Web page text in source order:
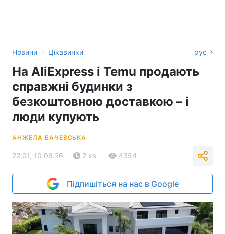
Новини › Цікавинки рус
На AliExpress і Temu продають
справжні будинки з
безкоштовною доставкою – і
люди купують
АНЖЕЛА БАЧЕВСЬКА
22:01, 10.06.26 2 хв. 4354
Підпишіться на нас в Google